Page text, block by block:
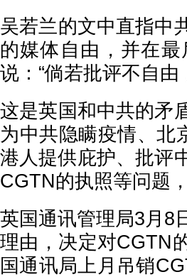
吴若兰的文中直指中
的媒体自由，并在
说：“倘若批评不自
这是英国和中共的矛
为中共隐瞒疫情、北
港人提供庇护、批评
CGTN的执照等问题
英国通讯管理局3月8
理由，决定对CGTN
国通讯局上月吊销